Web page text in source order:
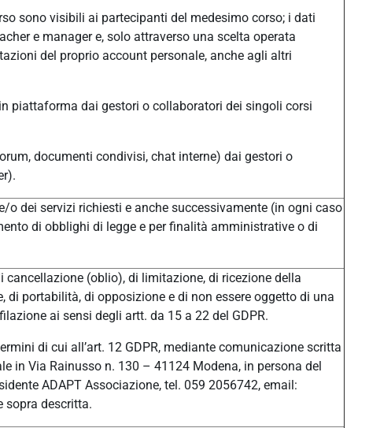
sono visibili ai partecipanti del medesimo corso; i dati
e manager e, solo attraverso una scelta operata
del proprio account personale, anche agli altri
piattaforma dai gestori o collaboratori dei singoli corsi
documenti condivisi, chat interne) dai gestori o
dei servizi richiesti e anche successivamente (in ogni caso
di obblighi di legge e per finalità amministrative o di
(oblio), di limitazione, di ricezione della
portabilità, di opposizione e di non essere oggetto di una
ai sensi degli artt. da 15 a 22 del GDPR.
di cui all’art. 12 GDPR, mediante comunicazione scritta
in Via Rainusso n. 130 – 41124 Modena, in persona del
ADAPT Associazione, tel. 059 2056742, email:
sopra descritta.